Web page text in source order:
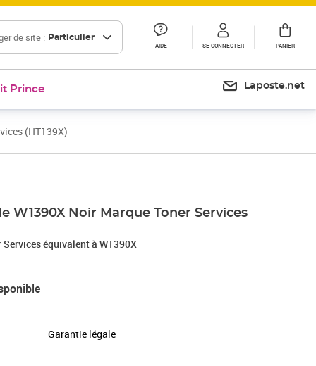
de site : Particulier
AIDE SE CONNECTER PANIER
Prince Laposte.net
(HT139X)
W1390X Noir Marque Toner Services
Services équivalent à W1390X
Garantie légale